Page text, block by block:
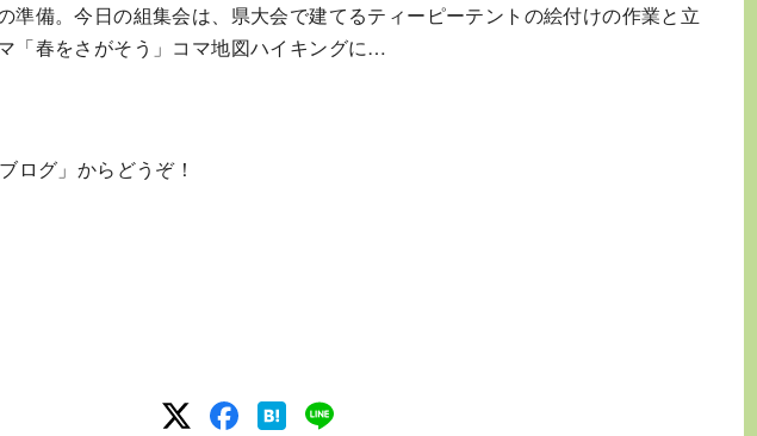
準備。今日の組集会は、県大会で建てるティーピーテントの絵付けの作業と立
「春をさがそう」コマ地図ハイキングに…
ログ」からどうぞ！